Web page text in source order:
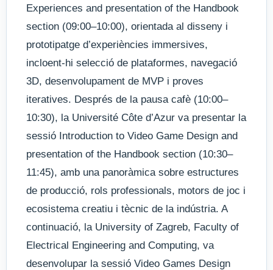
Experiences and presentation of the Handbook
section (09:00–10:00), orientada al disseny i
prototipatge d’experiències immersives,
incloent-hi selecció de plataformes, navegació
3D, desenvolupament de MVP i proves
iteratives. Després de la pausa cafè (10:00–
10:30), la Université Côte d’Azur va presentar la
sessió Introduction to Video Game Design and
presentation of the Handbook section (10:30–
11:45), amb una panoràmica sobre estructures
de producció, rols professionals, motors de joc i
ecosistema creatiu i tècnic de la indústria. A
continuació, la University of Zagreb, Faculty of
Electrical Engineering and Computing, va
desenvolupar la sessió Video Games Design